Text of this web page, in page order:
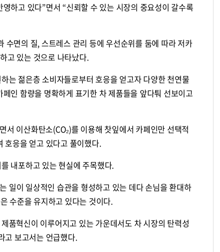
하고 있다”면서 “신뢰할 수 있는 시장의 중요성이 갈수록
면의 질, 스트레스 관리 등에 우선순위를 둠에 따라 저카
고 있는 것으로 나타났다.
는 젊은층 소비자들로부터 호응을 얻고자 다양한 천연물
인 함량을 명확하게 표기한 차 제품들을 앞다퉈 선보이고
이산화탄소(CO₂)를 이용해 찻잎에서 카페인만 선택적
호응을 얻고 있다고 풀이했다.
내포하고 있는 현실에 주목했다.
일이 일상적인 습관을 형성하고 있는 데다 손님을 환대하
수준을 유지하고 있다는 것이다.
품혁신이 이루어지고 있는 가운데서도 차 시장의 탄력성
고 보고서는 언급했다.